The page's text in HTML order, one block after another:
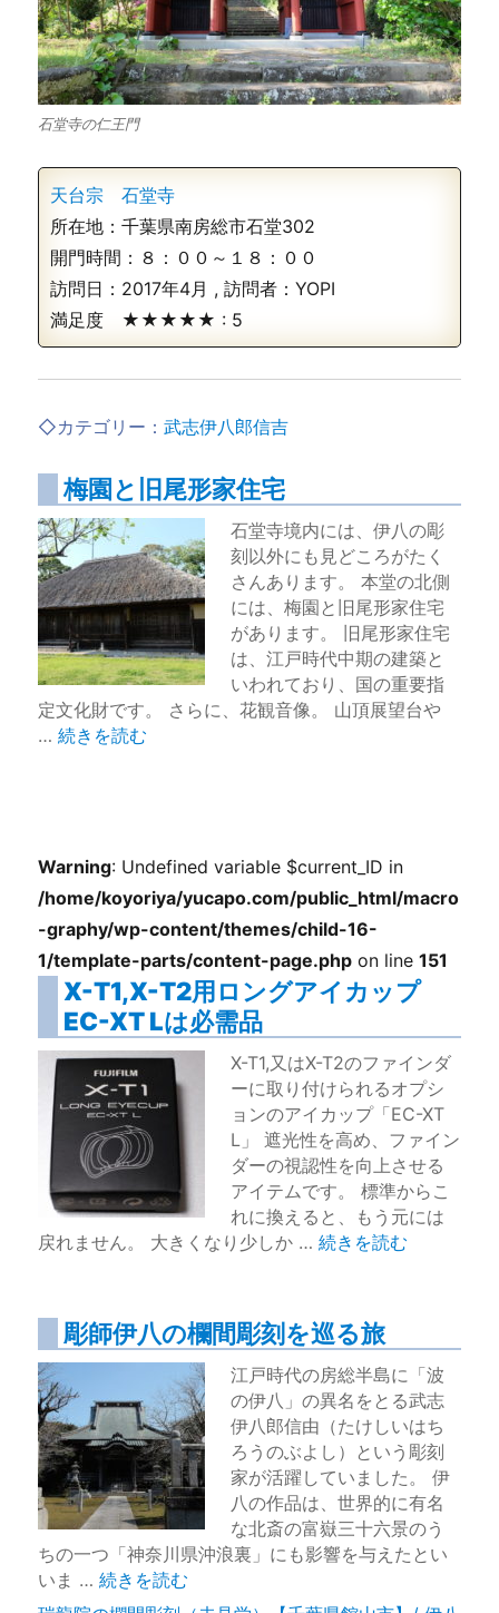
石堂寺の仁王門
天台宗 石堂寺
所在地：千葉県南房総市石堂302
開門時間：８：００～１８：００
訪問日： 2017年4月 , 訪問者：YOPI
満足度 ★★★★★ : 5
◇カテゴリー：武志伊八郎信吉
梅園と旧尾形家住宅
石堂寺境内には、伊八の彫
刻以外にも見どころがたく
さんあります。 本堂の北側
には、梅園と旧尾形家住宅
があります。 旧尾形家住宅
は、江戸時代中期の建築と
いわれており、国の重要指
定文化財です。 さらに、花観音像。 山頂展望台や
…“梅園と旧尾形家住宅” の
続きを読む
Warning: Undefined variable $current_ID in
/home/koyoriya/yucapo.com/public_html/macro
-graphy/wp-content/themes/child-16-
1/template-parts/content-page.php on line151
X-T1,X-T2用ロングアイカップ
EC-XT Lは必需品
X-T1,又はX-T2のファインダ
ーに取り付けられるオプシ
ョンのアイカップ「EC-XT
L」 遮光性を高め、ファイン
ダーの視認性を向上させる
アイテムです。 標準からこ
れに換えると、もう元には
戻れません。 大きくなり少しか …“X-T1,X-T2用ロング
続きを読む
彫師伊八の欄間彫刻を巡る旅
江戸時代の房総半島に「波
の伊八」の異名をとる武志
伊八郎信由（たけしいはち
ろうのぶよし）という彫刻
家が活躍していました。 伊
八の作品は、世界的に有名
な北斎の富嶽三十六景のう
ちの一つ「神奈川県沖浪裏」にも影響を与えたとい
いま …“彫師伊八の欄間彫刻を巡る旅” の
続きを読む